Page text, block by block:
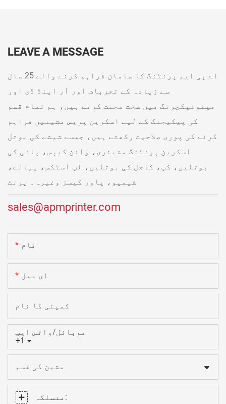
LEAVE A MESSAGE
اے پی ایم پرنٹنگ کا سامان فراہم کرنے والے 25 سال
سے زیادہ کے تجربات اور آر اینڈ ڈی اور
مینوفیکچرنگ میں سخت محنت کرتے ہیں، ہم تمام قسم
کی پیکیجنگ کے لیے اسکرین پریس مشینیں فراہم
کرنے کی پوری صلاحیت رکھتے ہیں، جیسے شیشے کی بوتل
اسکرین پرنٹنگ مشینری، وائن کیپس، پانی کی
بوتلیں، کپ، کاجل کی بوتلیں، لپ اسٹکس، پیالے،
شیمپو، پاور کیسز وغیرہ۔ پرنٹ
sales@apmprinter.com
نام
ای میل
کمپنی کا نام
+1
موبائل/واٹس ایپ
مشین کی قسم
منسلکہ: